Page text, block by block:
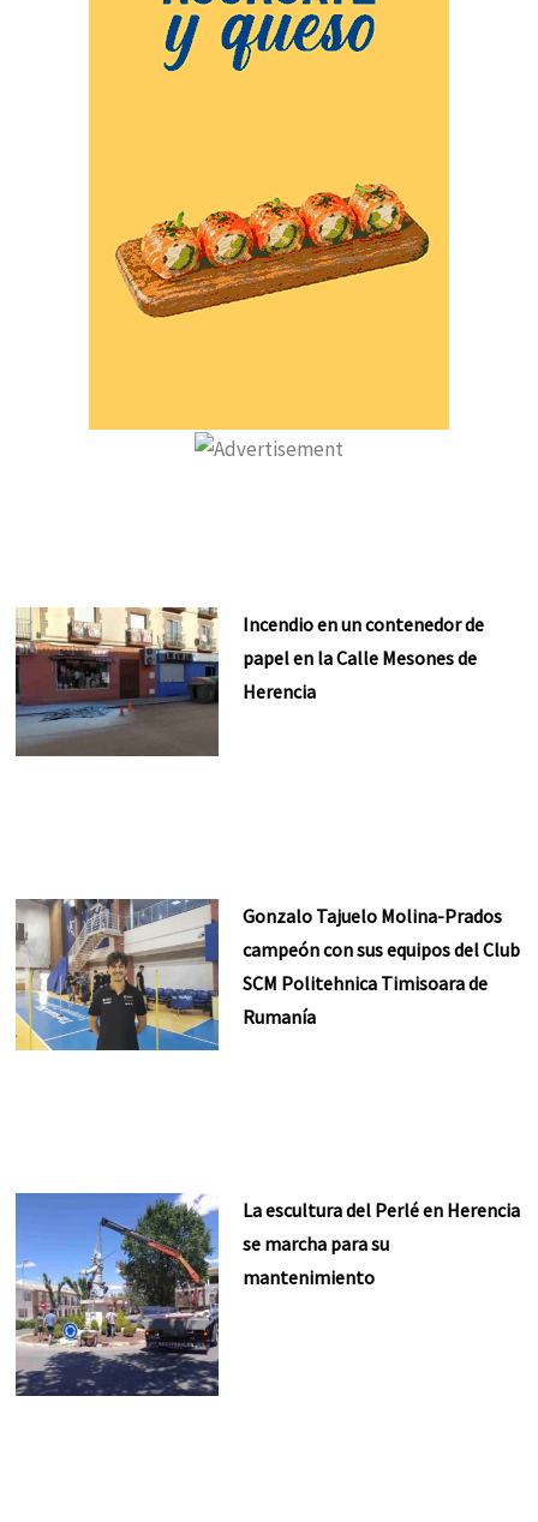
Incendio en un contenedor de
papel en la Calle Mesones de
Herencia
Gonzalo Tajuelo Molina-Prados
campeón con sus equipos del Club
SCM Politehnica Timisoara de
Rumanía
La escultura del Perlé en Herencia
se marcha para su
mantenimiento